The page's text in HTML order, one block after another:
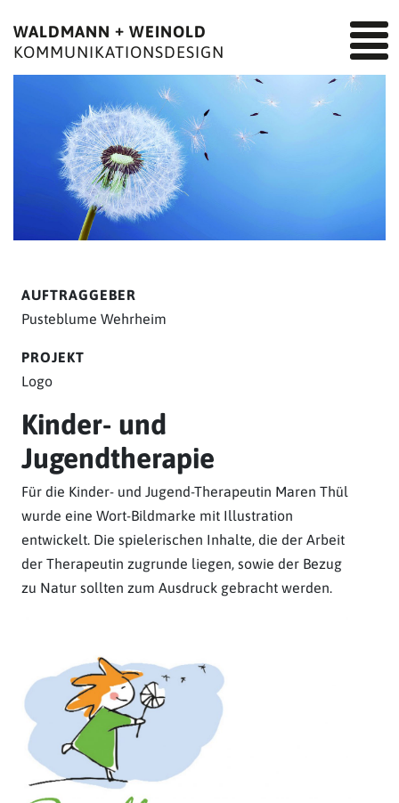
WALDMANN + WEINOLD
KOMMUNIKATIONSDESIGN
AUFTRAGGEBER
Pusteblume Wehrheim
PROJEKT
Logo
Kinder- und
Jugendtherapie
Für die Kinder- und Jugend-Therapeutin Maren Thül
wurde eine Wort-Bildmarke mit Illustration
entwickelt. Die spielerischen Inhalte, die der Arbeit
der Therapeutin zugrunde liegen, sowie der Bezug
zu Natur sollten zum Ausdruck gebracht werden.